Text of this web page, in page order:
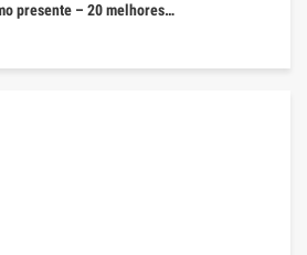
presente – 20 melhores…